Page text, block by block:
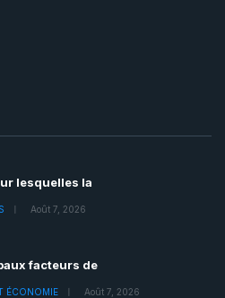
lesquelles la
Août 7, 2026
facteurs de
ÉCONOMIE Août 7, 2026